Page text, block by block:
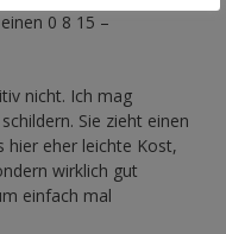
0 8 15 –
nicht. Ich mag
Sie zieht einen
hier eher leichte Kost,
wirklich gut
einfach mal